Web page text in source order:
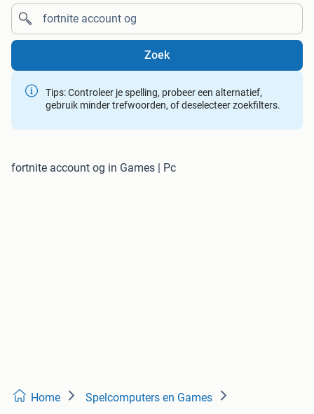
Zoek
Tips: Controleer je spelling, probeer een alternatief,
gebruik minder trefwoorden, of deselecteer zoekfilters.
fortnite account og in Games | Pc
Home Spelcomputers en Games